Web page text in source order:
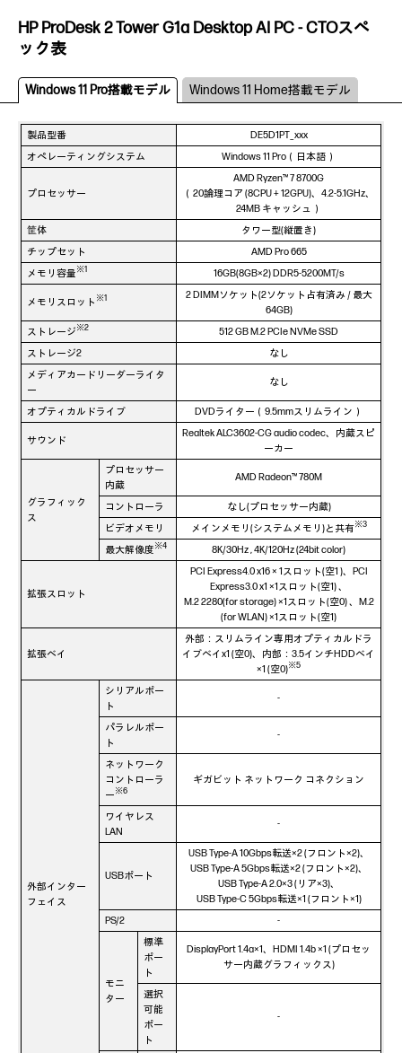
HP ProDesk 2 Tower G1a Desktop AI PC - CTOスペ
ック表
Windows 11 Pro搭載モデル Windows 11 Home搭載モデル
製品型番
DE5D1PT_xxx
オペレーティングシステム
Windows 11 Pro（日本語）
プロセッサー
AMD Ryzen™ 7 8700G
（20論理コア (8CPU + 12GPU)、4.2-5.1GHz、
24MB キャッシュ）
筐体
タワー型(縦置き)
チップセット
AMD Pro 665
メモリ容量※1 16GB(8GB×2) DDR5-5200MT/s
メモリスロット ※1
2 DIMMソケット(2ソケット占有済み / 最大
64GB)
ストレージ※2
512 GB M.2 PCIe NVMe SSD
ストレージ2
なし
メディアカードリーダーライタ
ー
なし
オプティカルドライブ DVDライター（9.5mmスリムライン）
サウンド
Realtek ALC3602-CG audio codec、内蔵スピ
ーカー
グラフィック
ス
プロセッサー
内蔵
AMD Radeon™ 780M
コントローラ
なし(プロセッサー内蔵)
ビデオメモリ
メインメモリ(システムメモリ)と共有※3
最大解像度※4 8K/30Hz , 4K/120Hz (24bit color)
拡張スロット
PCI Express4.0 x16 × 1スロット(空1 )、PCI
Express3.0 x1 ×1スロット(空1) 、
M.2 2280(for storage) ×1スロット(空0) 、M.2
(for WLAN) ×1スロット(空1)
拡張ベイ
外部：スリムライン専用オプティカルドラ
イブベイx1 (空0)、内部：3.5インチHDDベイ
×1 (空0)※5
外部インター
フェイス
シリアルポー
ト
-
パラレルポー
ト
-
ネットワーク
コントローラ
ー※6
ギガビット ネットワーク コネクション
ワイヤレス
LAN
-
USBポート
USB Type-A 10Gbps転送×2 (フロント×2)、
USB Type-A 5Gbps転送×2 (フロント×2)、
USB Type-A 2.0×3 (リア×3)、
USB Type-C 5Gbps転送×1 (フロント×1)
PS/2
-
モニ
ター
標準
ポー
ト
DisplayPort 1.4a×1、HDMI 1.4b ×1 (プロセッ
サー内蔵グラフィックス)
選択
可能
ポー
ト
-